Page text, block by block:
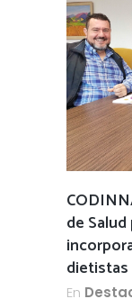
de
dietistas
En